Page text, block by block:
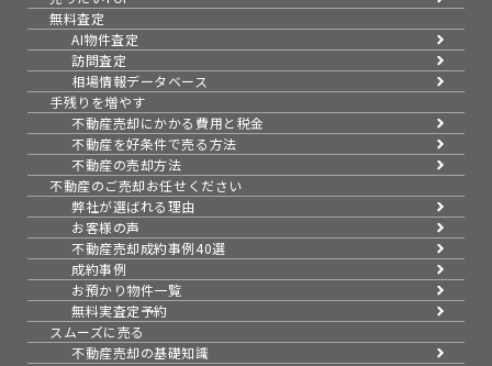
無料査定
AI物件査定
訪問査定
相場情報データベース
手残りを増やす
不動産売却にかかる費用と税金
不動産を好条件で売る方法
不動産の売却方法
不動産のご売却お任せください
弊社が選ばれる理由
お客様の声
不動産売却成約事例40選
成約事例
お預かり物件一覧
無料実査定予約
スムーズに売る
不動産売却の基礎知識